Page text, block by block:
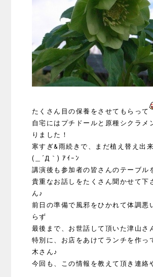
たくさん目の保養をさせてもらって
自宅にはプチドールと原種シクラメ
りました！
寒すぎ&雨続きで、まだ植え替え出
(＿´Д｀) ｱｲｰﾝ
講演後も参加者の皆さんのテーブル
貴重なお話しをたくさん聞かせて下
ん♪
前日の準備で風邪をひかれて体調悪
らず
最後まで、お世話して頂いた津山さ
特別に、お店をあけてランチを作っ
木さん♪
今回も、この情報を教えて頂き連絡